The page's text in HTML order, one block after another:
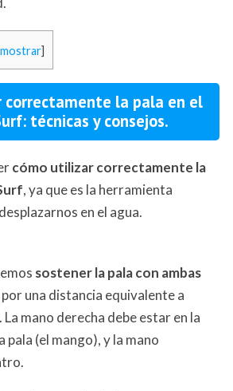
mostrar]
correctamente la pala en el
técnicas y consejos.
cómo utilizar correctamente la
, ya que es la herramienta
en el agua.
sostener la pala con ambas
una distancia equivalente a
mano derecha debe estar en la
pala (el mango), y la mano